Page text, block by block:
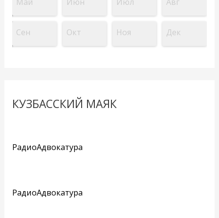
Сен Окт Ноя Дек
КУЗБАССКИЙ МАЯК
РадиоАдвокатура
РадиоАдвокатура